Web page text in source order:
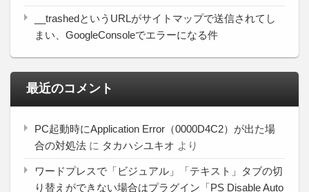
__trashedというURLがサイトマップで送信されてし
まい、GoogleConsoleでエラーになる件
最近のコメント
PC起動時にApplication Error（0000D4C2）が出た場
合の対処法 に タカハシユキオ より
ワードプレスで「ビジュアル」「テキスト」タブの切
り替えができない場合はプラグイン「PS Disable Auto